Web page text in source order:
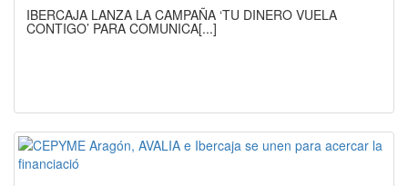
IBERCAJA LANZA LA CAMPAÑA ‘TU DINERO VUELA
CONTIGO’ PARA COMUNICA[...]